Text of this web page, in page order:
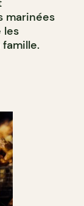
marinées
les